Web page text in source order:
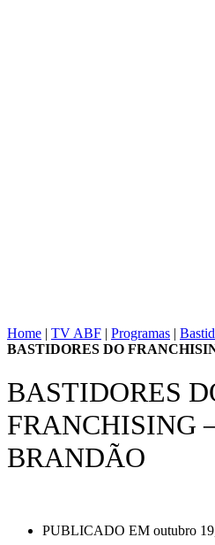
Home | TV ABF | Programas |
BASTIDORES DO
BASTIDORES
FRANCHISING
BRANDÃO
PUBLICADO EM outubro